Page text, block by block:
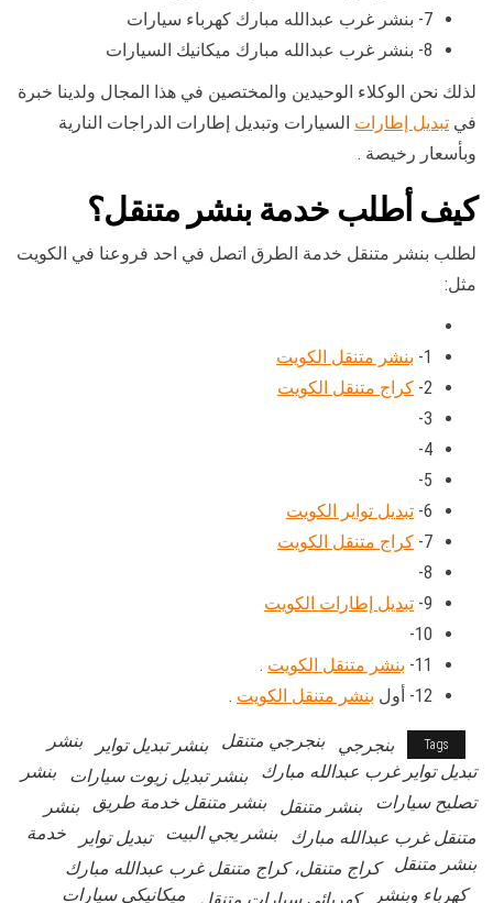
7- بنشر غرب عبدالله مبارك كهرباء سيارات
8- بنشر غرب عبدالله مبارك ميكانيك السيارات
لذلك نحن الوكلاء الوحيدين والمختصين في هذا المجال ولدينا خبرة
في تبديل إطارات السيارات وتبديل إطارات الدراجات النارية
وبأسعار رخيصة .
كيف أطلب خدمة بنشر متنقل؟
لطلب بنشر متنقل خدمة الطرق اتصل في احد فروعنا في الكويت
مثل:
1- بنشر متنقل الكويت
2- كراج متنقل الكويت
3-
4-
5-
6- تبديل تواير الكويت
7- كراج متنقل الكويت
8-
9- تبديل إطارات الكويت
10-
11- بنشر متنقل الكويت .
12- أول
بنشر متنقل الكويت .
Tags بنجرجي بنجرجي متنقل بنشر تبديل تواير
بنشر
تبديل تواير غرب عبدالله مبارك
بنشر تبديل زيوت سيارات
بنشر
تصليح سيارات
بنشر متنقل بنشر متنقل خدمة طريق
بنشر
متنقل غرب عبدالله مبارك
بنشر يجي البيت تبديل تواير
خدمة
بنشر متنقل
كراج متنقل، كراج متنقل غرب عبدالله مبارك
كهرباء وبنشر
ميكانيكي سيارات